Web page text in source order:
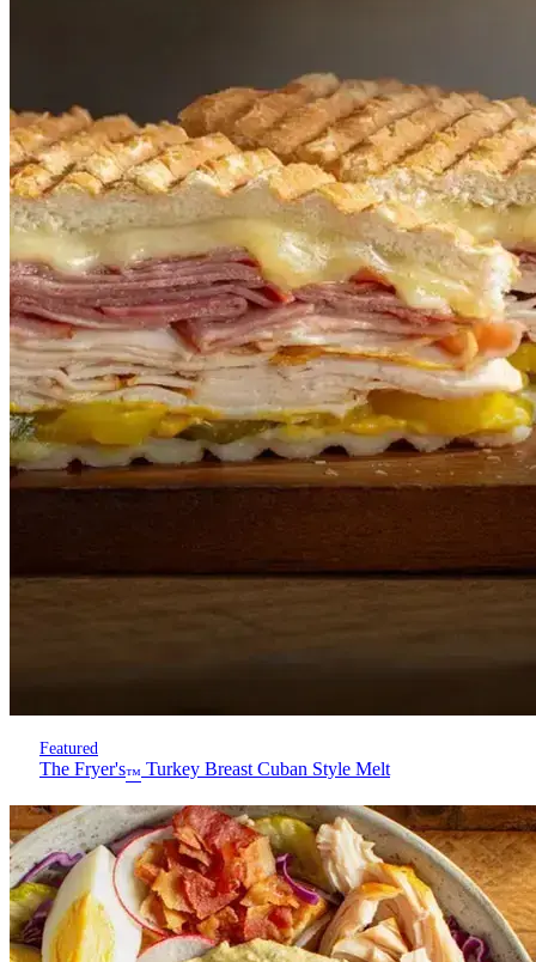
Featured
The Fryer's™ Turkey Breast Cuban Style Melt